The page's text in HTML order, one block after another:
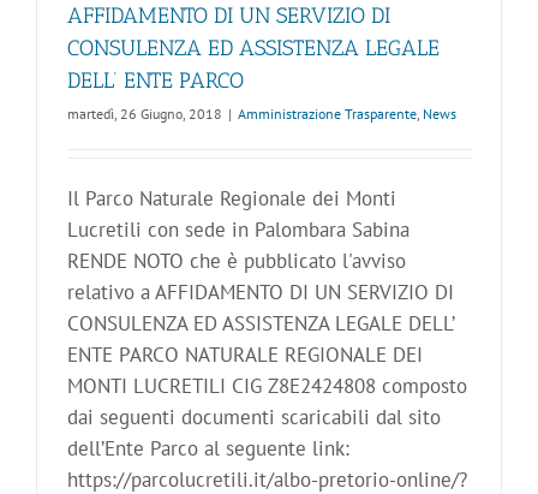
AFFIDAMENTO DI UN SERVIZIO DI
CONSULENZA ED ASSISTENZA LEGALE
DELL’ ENTE PARCO
martedì, 26 Giugno, 2018 | Amministrazione Trasparente News
Il Parco Naturale Regionale dei Monti
Lucretili con sede in Palombara Sabina
RENDE NOTO che è pubblicato l'avviso
relativo a AFFIDAMENTO DI UN SERVIZIO DI
CONSULENZA ED ASSISTENZA LEGALE DELL’
ENTE PARCO NATURALE REGIONALE DEI
MONTI LUCRETILI CIG Z8E2424808 composto
dai seguenti documenti scaricabili dal sito
dell’Ente Parco al seguente link:
https://parcolucretili.it/albo-pretorio-online/?